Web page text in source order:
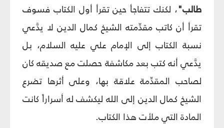
طالب"، لكنك تتفاجأ حين تقرأ أول الكتاب فسوف
تقرأ أن كاتب مقدِّمته الشيخ كمال الدين لا يدَّعي
نسبة الكتاب إلى الإمام علي عليه السلام، بل
يدَّعي أنه كتب بعد مكاشفة حصلت مع صديقه كان
لصاحب المقدِّمة علاقة بها، وعلى أثرها تضرع
الشيخ كمال الدين إلى الله ليكشف له أسراراً كانت
المادة التي ملأت هذا الكتاب.